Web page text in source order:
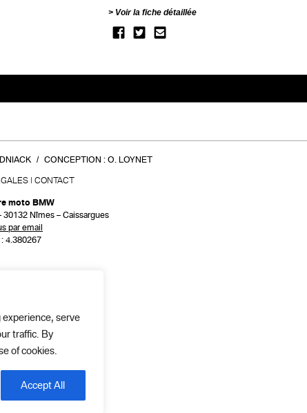
experience, serve
traffic. By
of cookies.
Accept All
Voir la fiche détaillée
CONCEPTION : O. LOYNET
CONTACT
moto BMW
30132 Nîmes – Caissargues
par email
4.380267